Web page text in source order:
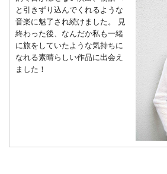
オゲーム音楽の
の両立に奮...
と引きずり込んでくれるような
音楽に魅了され続けました。 見
終わった後、なんだか私も一緒
に旅をしていたような気持ちに
なれる素晴らしい作品に出会え
ました！